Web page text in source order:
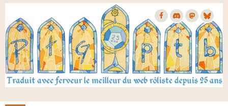
Aller
contenu
principal